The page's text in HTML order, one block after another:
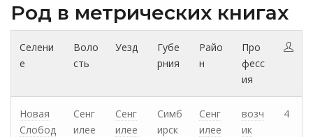
Род в метрических книгах
Селени
е
Воло
сть
Уезд
Губе
рния
Райо
н
Про
фесс
ия
Новая
Слобод
Сенг
илее
Сенг
илее
Симб
ирск
Сенг
илее
возч
ик
4